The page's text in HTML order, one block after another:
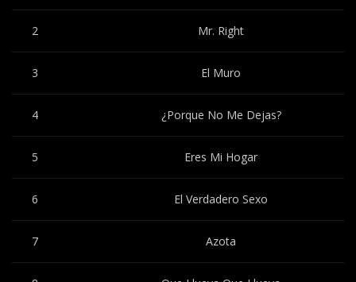
2 Mr. Right
3 El Muro
4 ¿Porque No Me Dejas?
5 Eres Mi Hogar
6 El Verdadero Sexo
7 Azota